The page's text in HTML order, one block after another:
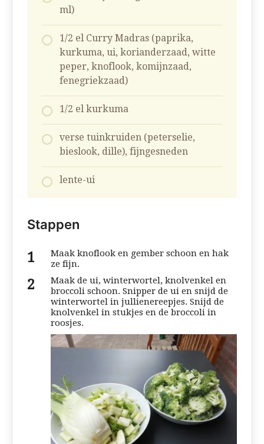
ml)
1/2 el Curry Madras (paprika,
kurkuma, ui, korianderzaad, witte
peper, knoflook, komijnzaad,
fenegriekzaad)
1/2 el kurkuma
verse tuinkruiden (peterselie,
bieslook, dille), fijngesneden
lente-ui
Stappen
Maak knoflook en gember schoon en hak
ze fijn.
Maak de ui, winterwortel, knolvenkel en
broccoli schoon. Snipper de ui en snijd de
winterwortel in jullienereepjes. Snijd de
knolvenkel in stukjes en de broccoli in
roosjes.